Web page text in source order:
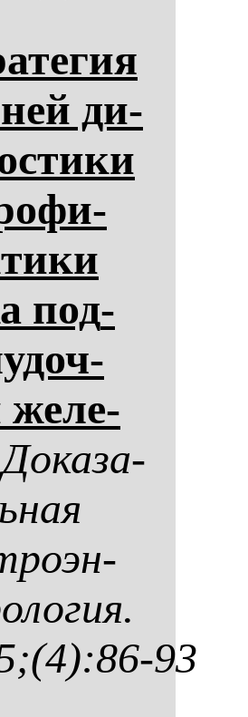
ди­
под­
же­ле­
До­ка­за­
93